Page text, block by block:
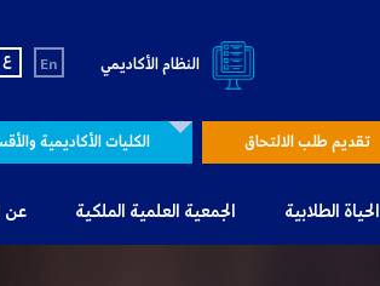
النظام الأكاديمي En ع
تقديم طلب الالتحاق الكليات الأكاديمية
الحياة الطلابية الجمعية العلمية الملكية عن